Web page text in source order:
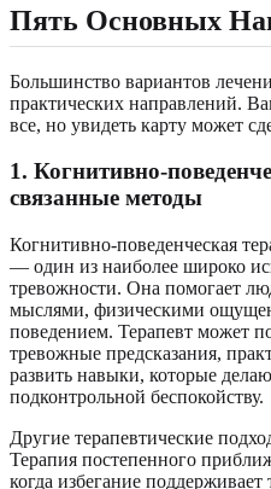
Пять Основных
Большинство вариантов
практических направлений.
все, но увидеть карту может
1. Когнитивно-
связанные методы
Когнитивно-поведенческая
— один из наиболее широко
тревожности. Она помогает
мыслями, физическими
поведением. Терапевт может
тревожные предсказания,
развить навыки, которые
подконтрольной беспокойству.
Другие терапевтические
Терапия постепенного
когда избегание